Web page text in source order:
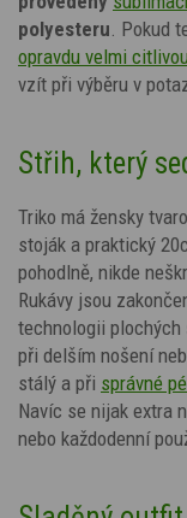
polyesteru . Pokud
opravdu velmi
vzít při výběru v
Střih, který
Triko má žensky
stoják a praktický
pohodlně, nikde
Rukávy jsou
technologii plochých
při delším nošení
stálý a při správné
Navíc se nijak extra
nebo každodenní